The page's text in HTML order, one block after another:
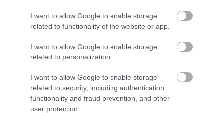
I want to allow Google to enable storage
related to functionality of the website or app.
I want to allow Google to enable storage
related to personalization.
I want to allow Google to enable storage
related to security, including authentication
functionality and fraud prevention, and other
user protection.
περισσότερα
|| Οικονομία